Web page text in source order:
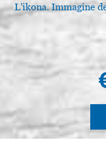
L'ikona. Immagine